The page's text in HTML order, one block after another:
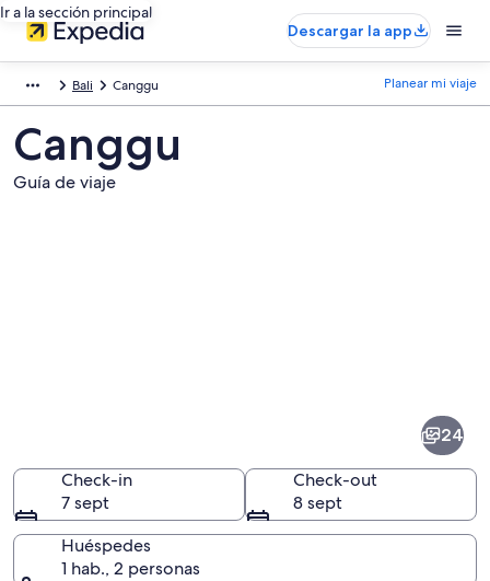
Ir a la sección principal
Descargar la app
Bali Canggu Planear mi viaje
Canggu
Guía de viaje
24
Check-in
7 sept
Check-out
8 sept
Huéspedes
1 hab., 2 personas